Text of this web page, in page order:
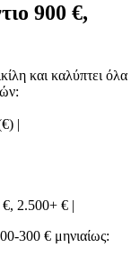
900 €,
και καλύπτει όλα
|
€, 2.500+ € |
300 € μηνιαίως: